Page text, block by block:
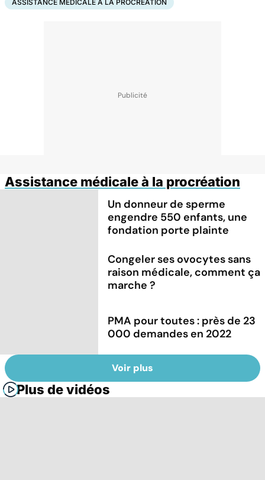
ASSISTANCE MÉDICALE À LA PROCRÉATION
Assistance médicale à la procréation
Un donneur de sperme
engendre 550 enfants, une
fondation porte plainte
Congeler ses ovocytes sans
raison médicale, comment ça
marche ?
PMA pour toutes : près de 23
000 demandes en 2022
Voir plus
Plus de vidéos